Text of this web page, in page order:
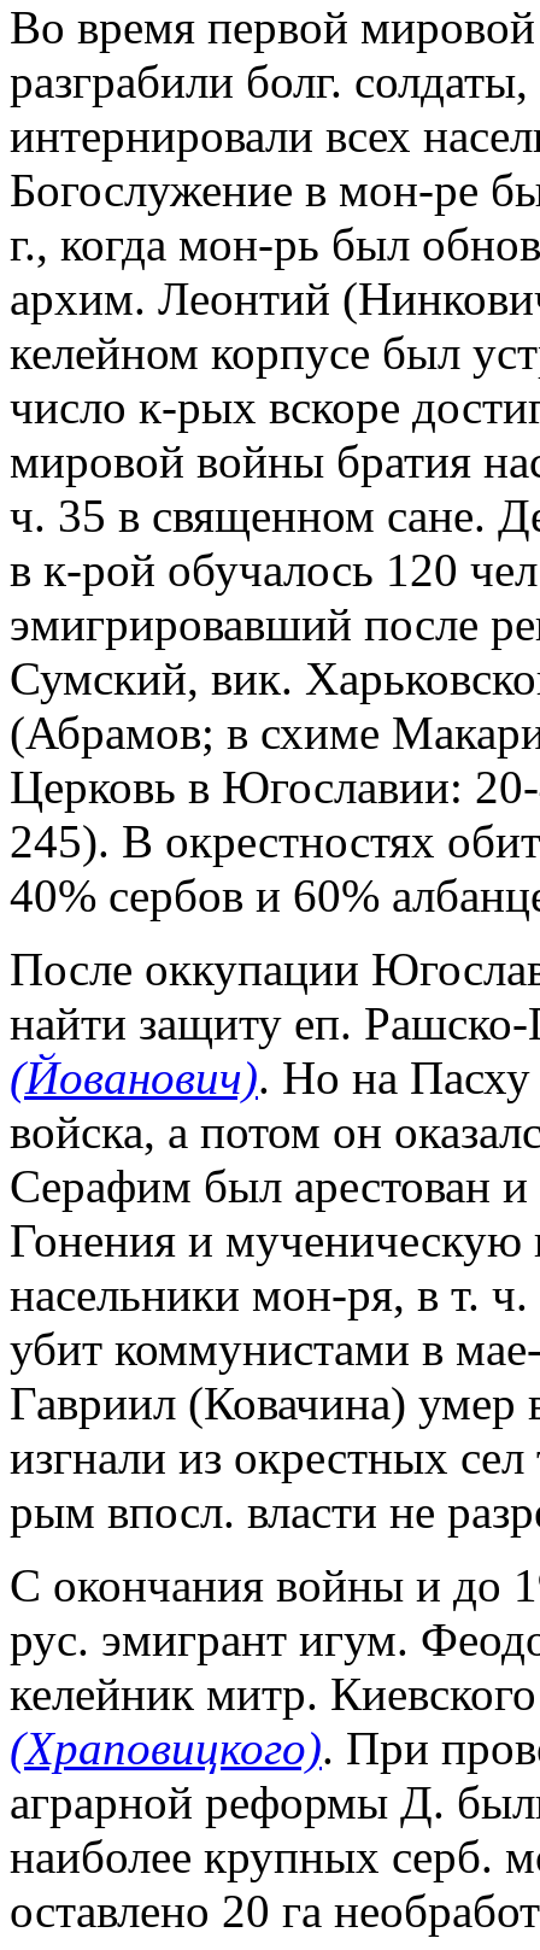
Во время первой
разграбили болг.
интернировали всех
Богослужение в мон-ре
г., когда мон-рь был
архим. Леонтий
келейном корпусе был
число к-рых вскоре
мировой войны братия
ч. 35 в священном сане.
в к-рой обучалось 120
эмигрировавший после
Сумский, вик.
(Абрамов; в схиме
Церковь в Югославии:
245). В окрестностях
40% сербов и 60%
После оккупации
найти защиту еп.
(Йованович). Но на Пасху
войска, а потом он
Серафим был арестован
Гонения и мученическую
насельники мон-ря, в т.
убит коммунистами в
Гавриил (Ковачина)
изгнали из окрестных
рым впосл. власти не
С окончания войны и до
рус. эмигрант игум.
келейник митр.
(Храповицкого). При
аграрной реформы Д.
наиболее крупных серб.
оставлено 20 га